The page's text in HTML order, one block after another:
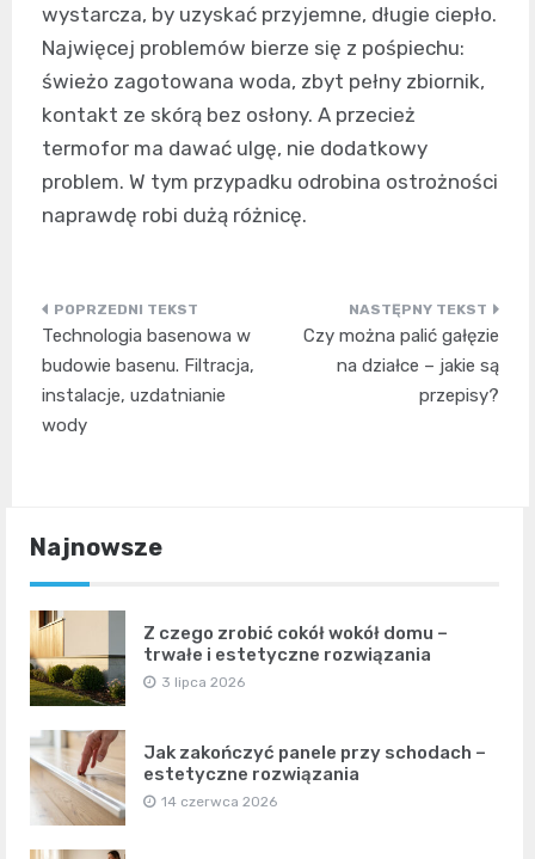
wystarcza, by uzyskać przyjemne, długie ciepło.
Najwięcej problemów bierze się z pośpiechu:
świeżo zagotowana woda, zbyt pełny zbiornik,
kontakt ze skórą bez osłony. A przecież
termofor ma dawać ulgę, nie dodatkowy
problem. W tym przypadku odrobina ostrożności
naprawdę robi dużą różnicę.
Nawigacja
wpisu
Technologia basenowa w
budowie basenu. Filtracja,
instalacje, uzdatnianie
wody
Czy można palić gałęzie
na działce – jakie są
przepisy?
Najnowsze
Z czego zrobić cokół wokół domu –
trwałe i estetyczne rozwiązania
3 lipca 2026
Jak zakończyć panele przy schodach –
estetyczne rozwiązania
14 czerwca 2026